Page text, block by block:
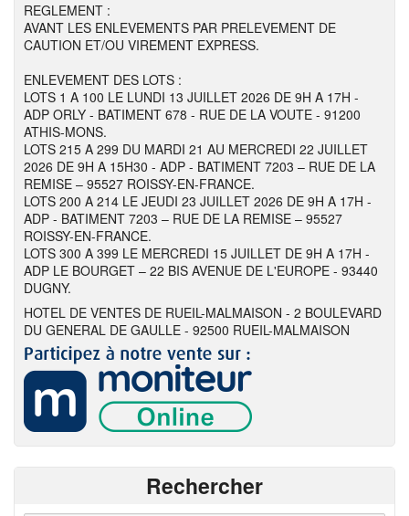
REGLEMENT :
AVANT LES ENLEVEMENTS PAR PRELEVEMENT DE
CAUTION ET/OU VIREMENT EXPRESS.
ENLEVEMENT DES LOTS :
LOTS 1 A 100 LE LUNDI 13 JUILLET 2026 DE 9H A 17H -
ADP ORLY - BATIMENT 678 - RUE DE LA VOUTE - 91200
ATHIS-MONS.
LOTS 215 A 299 DU MARDI 21 AU MERCREDI 22 JUILLET
2026 DE 9H A 15H30 - ADP - BATIMENT 7203 – RUE DE LA
REMISE – 95527 ROISSY-EN-FRANCE.
LOTS 200 A 214 LE JEUDI 23 JUILLET 2026 DE 9H A 17H -
ADP - BATIMENT 7203 – RUE DE LA REMISE – 95527
ROISSY-EN-FRANCE.
LOTS 300 A 399 LE MERCREDI 15 JUILLET DE 9H A 17H -
ADP LE BOURGET – 22 BIS AVENUE DE L'EUROPE - 93440
DUGNY.
HOTEL DE VENTES DE RUEIL-MALMAISON - 2 BOULEVARD
DU GENERAL DE GAULLE - 92500 RUEIL-MALMAISON
Rechercher